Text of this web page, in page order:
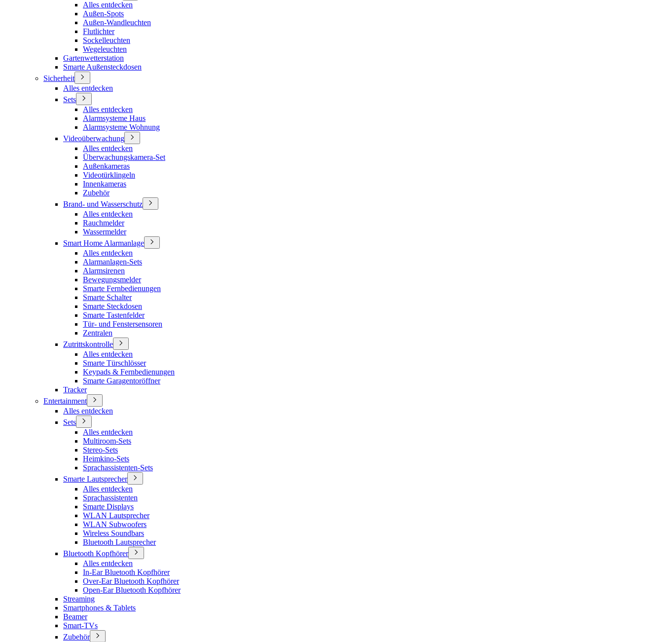
Alles entdecken
Außen-Spots
Außen-Wandleuchten
Flutlichter
Sockelleuchten
Wegeleuchten
Gartenwetterstation
Smarte Außensteckdosen
Sicherheit
Alles entdecken
Sets
Alles entdecken
Alarmsysteme Haus
Alarmsysteme Wohnung
Videoüberwachung
Alles entdecken
Überwachungskamera-Set
Außenkameras
Videotürklingeln
Innenkameras
Zubehör
Brand- und Wasserschutz
Alles entdecken
Rauchmelder
Wassermelder
Smart Home Alarmanlage
Alles entdecken
Alarmanlagen-Sets
Alarmsirenen
Bewegungsmelder
Smarte Fernbedienungen
Smarte Schalter
Smarte Steckdosen
Smarte Tastenfelder
Tür- und Fenstersensoren
Zentralen
Zutrittskontrolle
Alles entdecken
Smarte Türschlösser
Keypads & Fernbedienungen
Smarte Garagentoröffner
Tracker
Entertainment
Alles entdecken
Sets
Alles entdecken
Multiroom-Sets
Stereo-Sets
Heimkino-Sets
Sprachassistenten-Sets
Smarte Lautsprecher
Alles entdecken
Sprachassistenten
Smarte Displays
WLAN Lautsprecher
WLAN Subwoofers
Wireless Soundbars
Bluetooth Lautsprecher
Bluetooth Kopfhörer
Alles entdecken
In-Ear Bluetooth Kopfhörer
Over-Ear Bluetooth Kopfhörer
Open-Ear Bluetooth Kopfhörer
Streaming
Smartphones & Tablets
Beamer
Smart-TVs
Zubehör